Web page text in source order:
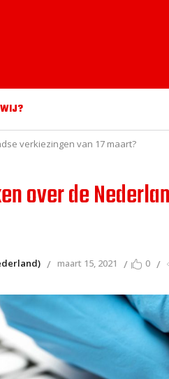
verkiezingen van 17 maart?
over de
maart 15, 2021 0